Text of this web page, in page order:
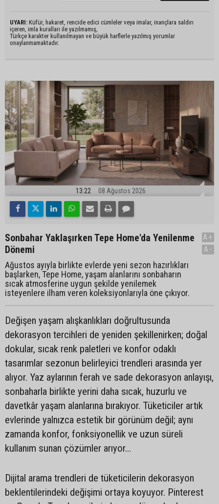
UYARI: Küfür, hakaret, rencide edici cümleler veya imalar, inançlara saldırı
içeren, imla kuralları ile yazılmamış,
Türkçe karakter kullanılmayan ve büyük harflerle yazılmış yorumlar
onaylanmamaktadır.
13:22 08 Ağustos 2026
Sonbahar Yaklaşırken Tepe Home'da Yenilenme
Dönemi
Ağustos ayıyla birlikte evlerde yeni sezon hazırlıkları
başlarken, Tepe Home, yaşam alanlarını sonbaharın
sıcak atmosferine uygun şekilde yenilemek
isteyenlere ilham veren koleksiyonlarıyla öne çıkıyor.
A+
A-
Değişen yaşam alışkanlıkları doğrultusunda
dekorasyon tercihleri de yeniden şekillenirken; doğal
dokular, sıcak renk paletleri ve konfor odaklı
tasarımlar sezonun belirleyici trendleri arasında yer
alıyor. Yaz aylarının ferah ve sade dekorasyon anlayışı,
sonbaharla birlikte yerini daha sıcak, huzurlu ve
davetkâr yaşam alanlarına bırakıyor. Tüketiciler artık
evlerinde yalnızca estetik bir görünüm değil; aynı
zamanda konfor, fonksiyonellik ve uzun süreli
kullanım sunan çözümler arıyor…
Dijital arama trendleri de tüketicilerin dekorasyon
beklentilerindeki değişimi ortaya koyuyor. Pinterest